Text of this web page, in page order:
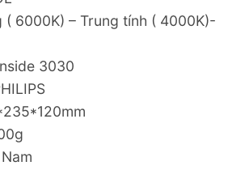
( 6000K) – Trung tính ( 4000K)-
3030